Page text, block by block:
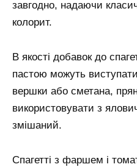
завгодно, надаючи
колорит.
В якості добавок до
пастою можуть виступати
вершки або сметана,
використовувати з
змішаний.
Спагетті з фаршем і